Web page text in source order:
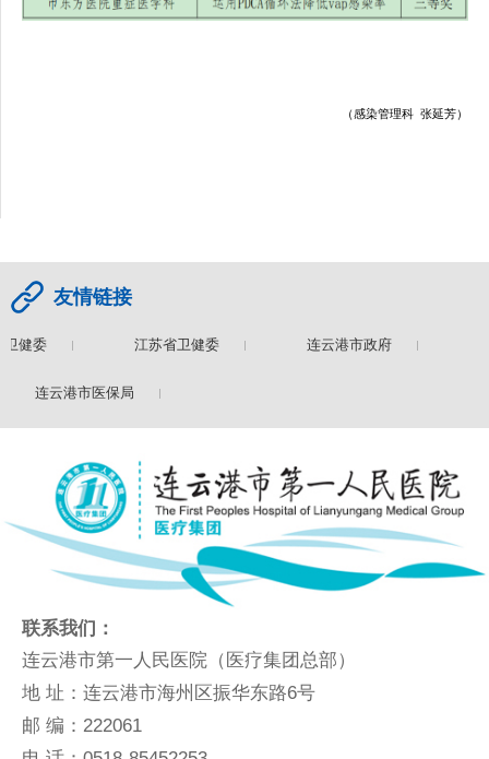
（感染管理科 张延芳）
友情链接
健委 江苏省卫健委 连云港市政府
连云港市医保局
联系我们：
连云港市第一人民医院（医疗集团总部）
地 址：连云港市海州区振华东路6号
邮 编：222061